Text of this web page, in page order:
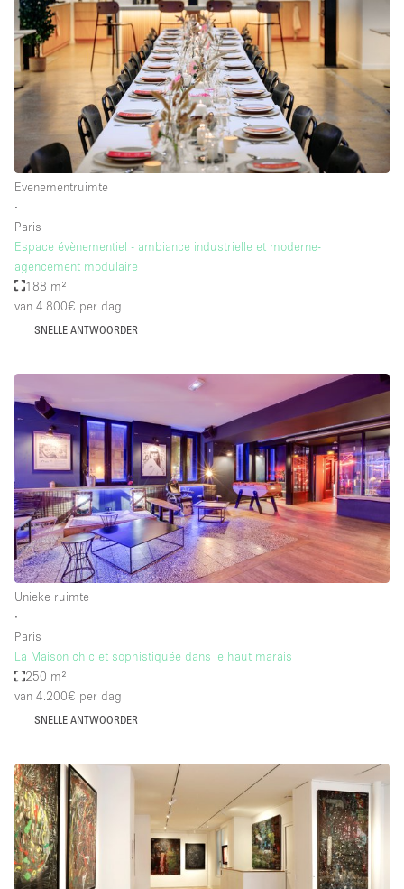
Evenementruimte
∙
Paris
Espace évènementiel - ambiance industrielle et moderne-
agencement modulaire
188 m²
van 4.800€ per dag
SNELLE ANTWOORDER
Unieke ruimte
∙
Paris
La Maison chic et sophistiquée dans le haut marais
250 m²
van 4.200€ per dag
SNELLE ANTWOORDER